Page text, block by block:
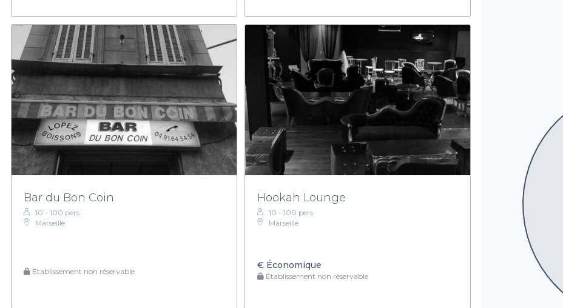
Bar du Bon Coin
10 - 100 pers.
Marseille
Établissement non réservable
Hookah Lounge
10 - 100 pers.
Marseille
€Économique
Établissement non réservable